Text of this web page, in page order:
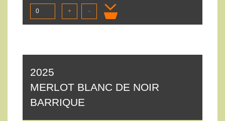
+ -
2025
MERLOT BLANC DE NOIR
BARRIQUE